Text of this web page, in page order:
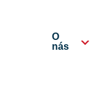
O
nás